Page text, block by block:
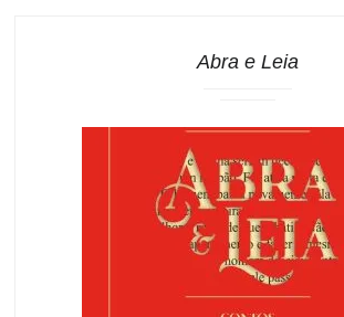
Abra e Leia